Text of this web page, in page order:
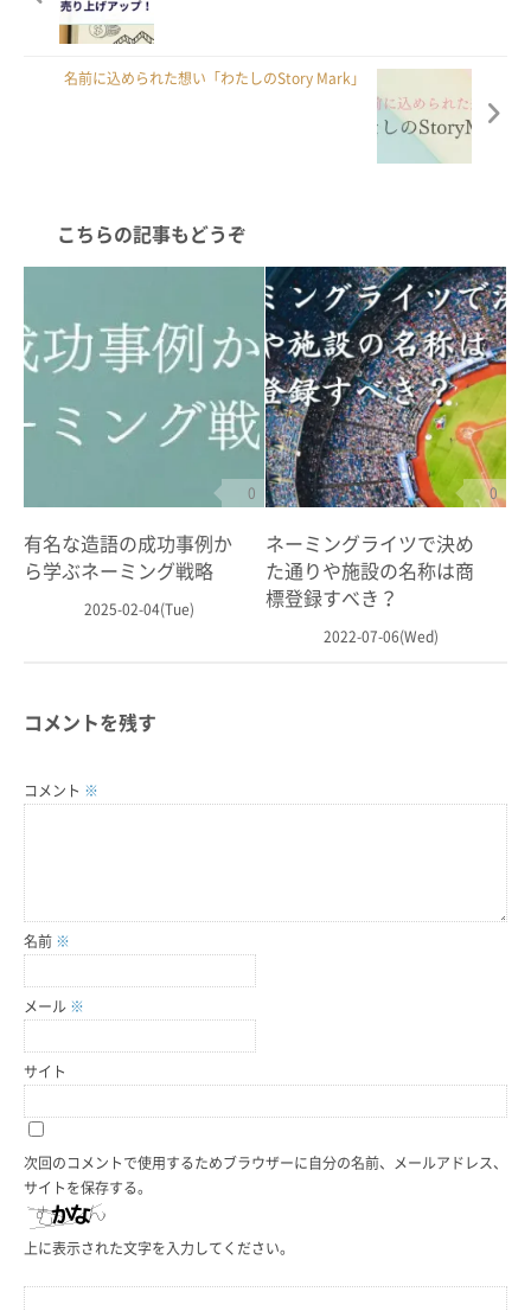
名前に込められた想い「わたしのStory Mark」
こちらの記事もどうぞ
0
有名な造語の成功事例か
ら学ぶネーミング戦略
2025-02-04(Tue)
0
ネーミングライツで決め
た通りや施設の名称は商
標登録すべき？
2022-07-06(Wed)
コメントを残す
コメント ※
名前 ※
メール ※
サイト
次回のコメントで使用するためブラウザーに自分の名前、メールアドレス、
サイトを保存する。
上に表示された文字を入力してください。